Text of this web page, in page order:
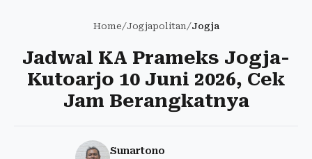
Home/Jogjapolitan/Jogja
Jadwal KA Prameks Jogja-
Kutoarjo 10 Juni 2026, Cek
Jam Berangkatnya
Sunartono